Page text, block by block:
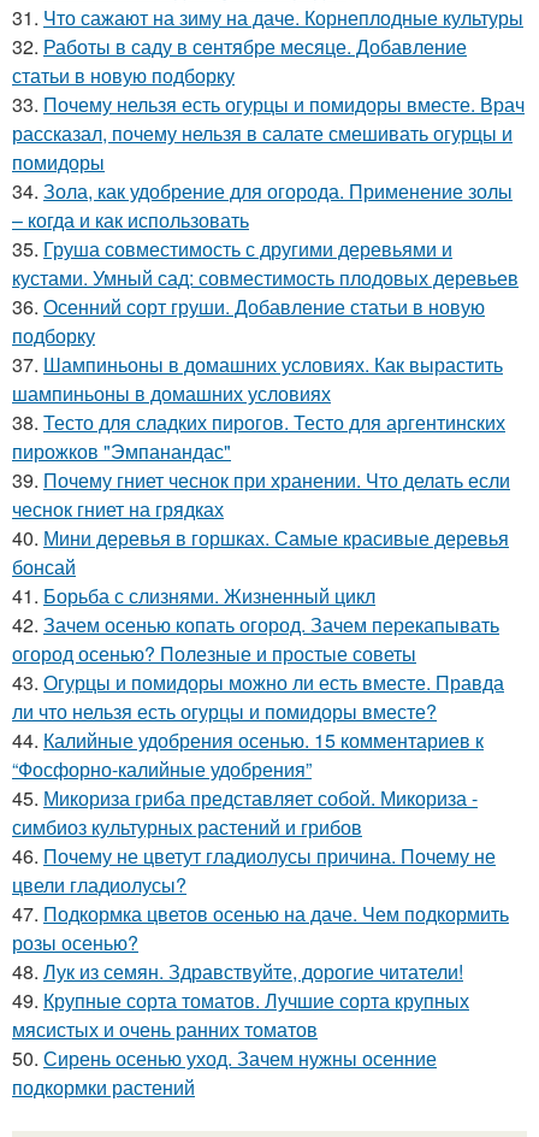
31. Что сажают на зиму на даче. Корнеплодные культуры
32. Работы в саду в сентябре месяце. Добавление
статьи в новую подборку
33. Почему нельзя есть огурцы и помидоры вместе. Врач
рассказал, почему нельзя в салате смешивать огурцы и
помидоры
34. Зола, как удобрение для огорода. Применение золы
– когда и как использовать
35. Груша совместимость с другими деревьями и
кустами. Умный сад: совместимость плодовых деревьев
36. Осенний сорт груши. Добавление статьи в новую
подборку
37. Шампиньоны в домашних условиях. Как вырастить
шампиньоны в домашних условиях
38. Тесто для сладких пирогов. Тесто для аргентинских
пирожков "Эмпанандас"
39. Почему гниет чеснок при хранении. Что делать если
чеснок гниет на грядках
40. Мини деревья в горшках. Самые красивые деревья
бонсай
41. Борьба с слизнями. Жизненный цикл
42. Зачем осенью копать огород. Зачем перекапывать
огород осенью? Полезные и простые советы
43. Огурцы и помидоры можно ли есть вместе. Правда
ли что нельзя есть огурцы и помидоры вместе?
44. Калийные удобрения осенью. 15 комментариев к
“Фосфорно-калийные удобрения”
45. Микориза гриба представляет собой. Микориза -
симбиоз культурных растений и грибов
46. Почему не цветут гладиолусы причина. Почему не
цвели гладиолусы?
47. Подкормка цветов осенью на даче. Чем подкормить
розы осенью?
48. Лук из семян. Здравствуйте, дорогие читатели!
49. Крупные сорта томатов. Лучшие сорта крупных
мясистых и очень ранних томатов
50. Сирень осенью уход. Зачем нужны осенние
подкормки растений